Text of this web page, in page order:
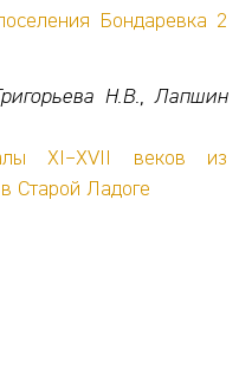
Бондаревка 2
Н.В., Лапшин
XI–XVII веков из
Старой Ладоге